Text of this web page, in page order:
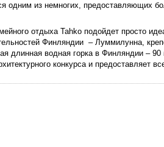
одним из немногих, предоставляющих
отдыха Tahko подойдет просто
Финляндии – Луммилунна,
длинная водная горка в Финляндии –
конкурса и предоставляет